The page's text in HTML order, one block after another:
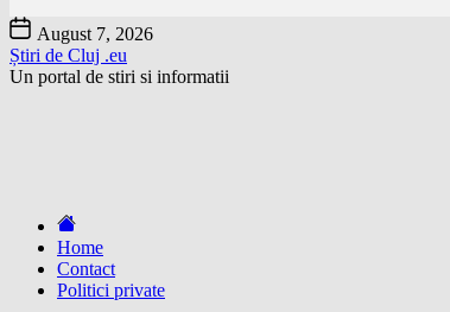
Skip
to
the
content
August 7, 2026
Știri de Cluj .eu
Un portal de stiri si informatii
Home
Contact
Politici private